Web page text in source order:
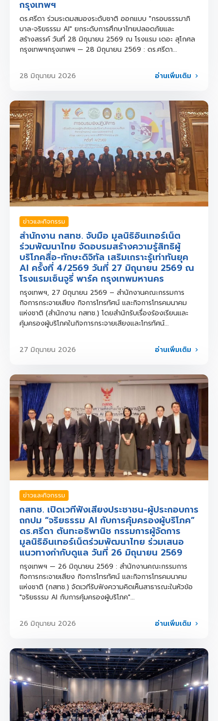
กรุงเทพฯ
ดร.ศรีดา ร่วมระดมสมองระดับชาติ ออกแบบ "กรอบธรรมาภิ
บาล-จริยธรรม AI" ยกระดับการศึกษาไทยปลอดภัยและ
สร้างสรรค์ วันที่ 28 มิถุนายน 2569 ณ โรงแรม เดอะ สุโกศล
กรุงเทพฯกรุงเทพฯ — 28 มิถุนายน 2569 : ดร.ศรีดา...
28 มิถุนายน 2026 อ่านเพิ่มเติม
ข่าวและกิจกรรม
สำนักงาน กสทช. จับมือ มูลนิธิอินเทอร์เน็ต
ร่วมพัฒนาไทย จัดอบรมสร้างความรู้สิทธิผู้
บริโภคสื่อ-ทักษะดิจิทัล เสริมเกราะรู้เท่าทันยุค
AI ครั้งที่ 4/2569 วันที่ 27 มิถุนายน 2569 ณ
โรงแรมเซ็นจูรี่ พาร์ค กรุงเทพมหานคร
กรุงเทพฯ, 27 มิถุนายน 2569 – สำนักงานคณะกรรมการ
กิจการกระจายเสียง กิจการโทรทัศน์ และกิจการโทรคมนาคม
แห่งชาติ (สำนักงาน กสทช.) โดยสำนักรับเรื่องร้องเรียนและ
คุ้มครองผู้บริโภคในกิจการกระจายเสียงและโทรทัศน์...
27 มิถุนายน 2026 อ่านเพิ่มเติม
ข่าวและกิจกรรม
กสทช. เปิดเวทีฟังเสียงประชาชน-ผู้ประกอบการ
ถกปม “จริยธรรม AI กับการคุ้มครองผู้บริโภค”
ดร.ศรีดา ตันทะอธิพานิช กรรมการผู้จัดการ
มูลนิธิอินเทอร์เน็ตร่วมพัฒนาไทย ร่วมเสนอ
แนวทางกำกับดูแล วันที่ 26 มิถุนายน 2569
กรุงเทพฯ — 26 มิถุนายน 2569 : สำนักงานคณะกรรมการ
กิจการกระจายเสียง กิจการโทรทัศน์ และกิจการโทรคมนาคม
แห่งชาติ (กสทช.) จัดเวทีรับฟังความคิดเห็นสาธารณะในหัวข้อ
"จริยธรรม AI กับการคุ้มครองผู้บริโภค"...
26 มิถุนายน 2026 อ่านเพิ่มเติม